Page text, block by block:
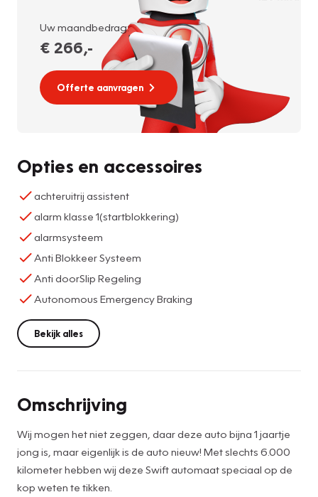
Uw maandbedrag:
€ 266,-
Offerte aanvragen
Opties en accessoires
achteruitrij assistent
alarm klasse 1(startblokkering)
alarmsysteem
Anti Blokkeer Systeem
Anti doorSlip Regeling
Autonomous Emergency Braking
Bekijk alles
Omschrijving
Wij mogen het niet zeggen, daar deze auto bijna 1 jaartje
jong is, maar eigenlijk is de auto nieuw! Met slechts 6.000
kilometer hebben wij deze Swift automaat speciaal op de
kop weten te tikken.